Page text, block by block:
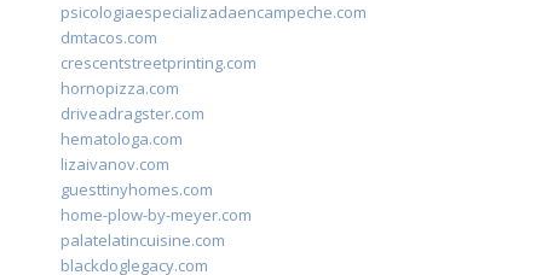
psicologiaespecializadaencampeche.com
dmtacos.com
crescentstreetprinting.com
hornopizza.com
driveadragster.com
hematologa.com
lizaivanov.com
guesttinyhomes.com
home-plow-by-meyer.com
palatelatincuisine.com
blackdoglegacy.com